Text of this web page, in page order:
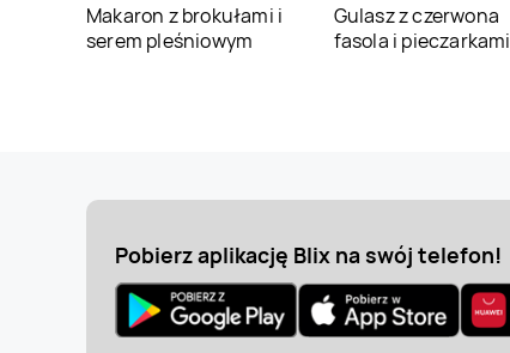
Makaron z brokułami i
serem pleśniowym
Gulasz z czerwona
fasola i pieczarkami
Pobierz aplikację Blix na swój telefon!